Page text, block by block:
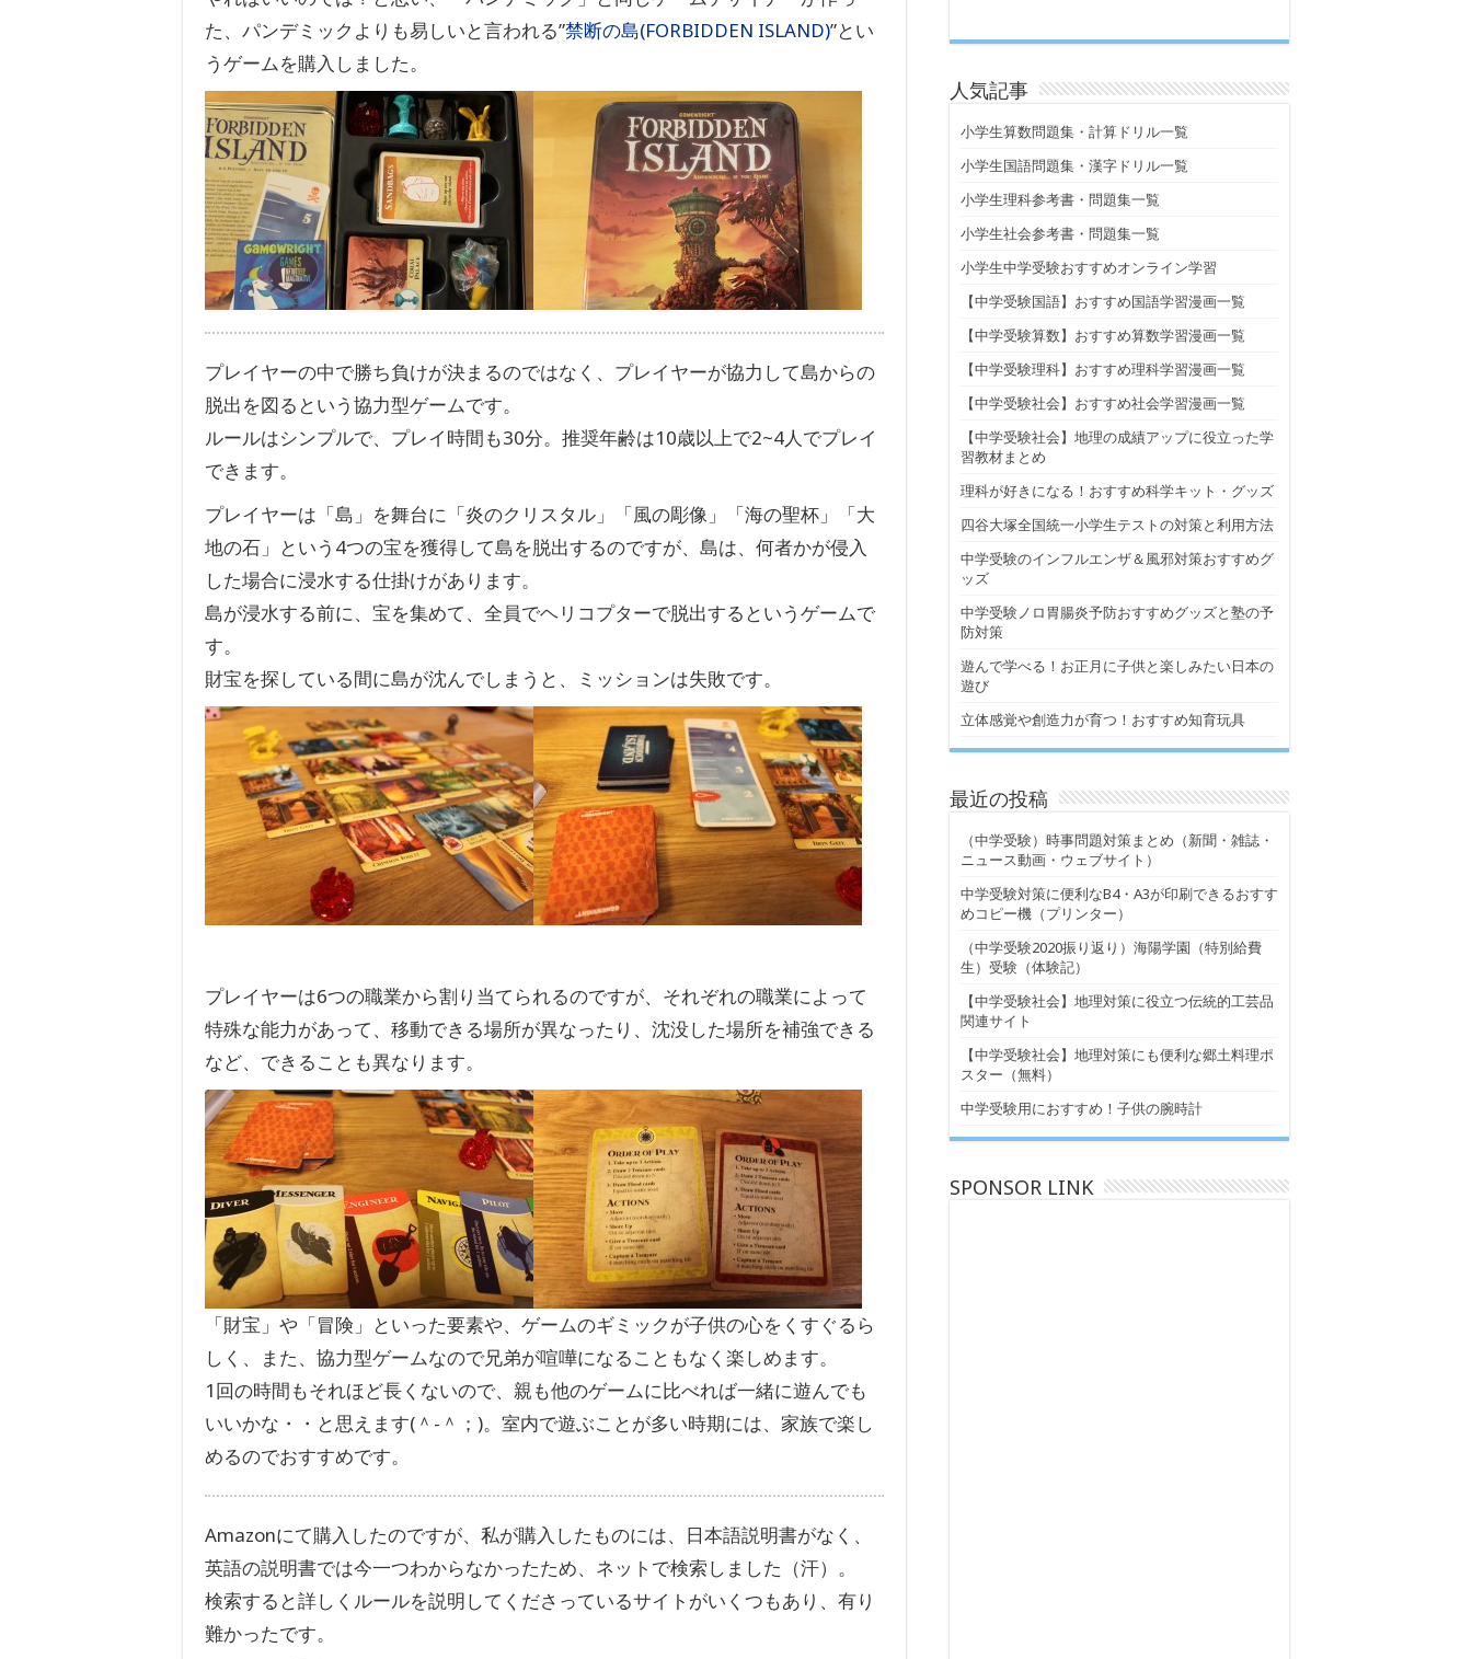
た、パンデミックよりも易しいと言われる”禁断の島(FORBIDDEN ISLAND)”とい
うゲームを購入しました。
プレイヤーの中で勝ち負けが決まるのではなく、プレイヤーが協力して島からの
脱出を図るという協力型ゲームです。
ルールはシンプルで、プレイ時間も30分。推奨年齢は10歳以上で2~4人でプレイ
できます。
プレイヤーは「島」を舞台に「炎のクリスタル」「風の彫像」「海の聖杯」「大
地の石」という4つの宝を獲得して島を脱出するのですが、島は、何者かが侵入
した場合に浸水する仕掛けがあります。
島が浸水する前に、宝を集めて、全員でヘリコプターで脱出するというゲームで
す。
財宝を探している間に島が沈んでしまうと、ミッションは失敗です。
プレイヤーは6つの職業から割り当てられるのですが、それぞれの職業によって
特殊な能力があって、移動できる場所が異なったり、沈没した場所を補強できる
など、できることも異なります。
「財宝」や「冒険」といった要素や、ゲームのギミックが子供の心をくすぐるら
しく、また、協力型ゲームなので兄弟が喧嘩になることもなく楽しめます。
1回の時間もそれほど長くないので、親も他のゲームに比べれば一緒に遊んでも
いいかな・・と思えます(＾-＾；)。室内で遊ぶことが多い時期には、家族で楽し
めるのでおすすめです。
Amazonにて購入したのですが、私が購入したものには、日本語説明書がなく、
英語の説明書では今一つわからなかったため、ネットで検索しました（汗）。
検索すると詳しくルールを説明してくださっているサイトがいくつもあり、有り
難かったです。
人気記事
小学生算数問題集・計算ドリル一覧
小学生国語問題集・漢字ドリル一覧
小学生理科参考書・問題集一覧
小学生社会参考書・問題集一覧
小学生中学受験おすすめオンライン学習
【中学受験国語】おすすめ国語学習漫画一覧
【中学受験算数】おすすめ算数学習漫画一覧
【中学受験理科】おすすめ理科学習漫画一覧
【中学受験社会】おすすめ社会学習漫画一覧
【中学受験社会】地理の成績アップに役立った学
習教材まとめ
理科が好きになる！おすすめ科学キット・グッズ
四谷大塚全国統一小学生テストの対策と利用方法
中学受験のインフルエンザ＆風邪対策おすすめグ
ッズ
中学受験ノロ胃腸炎予防おすすめグッズと塾の予
防対策
遊んで学べる！お正月に子供と楽しみたい日本の
遊び
立体感覚や創造力が育つ！おすすめ知育玩具
最近の投稿
（中学受験）時事問題対策まとめ（新聞・雑誌・
ニュース動画・ウェブサイト）
中学受験対策に便利なB4・A3が印刷できるおすす
めコピー機（プリンター）
（中学受験2020振り返り）海陽学園（特別給費
生）受験（体験記）
【中学受験社会】地理対策に役立つ伝統的工芸品
関連サイト
【中学受験社会】地理対策にも便利な郷土料理ポ
スター（無料）
中学受験用におすすめ！子供の腕時計
SPONSOR LINK